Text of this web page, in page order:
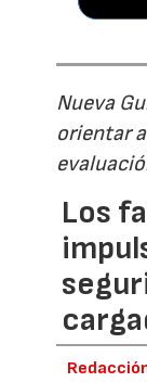
Nueva
orientar
Los